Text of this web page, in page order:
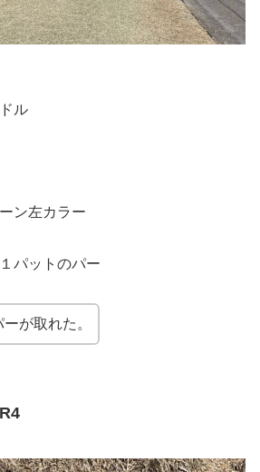
ル
ン左カラー
パットのパー
が取れた。